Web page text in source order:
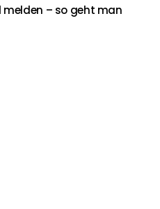
melden – so geht man